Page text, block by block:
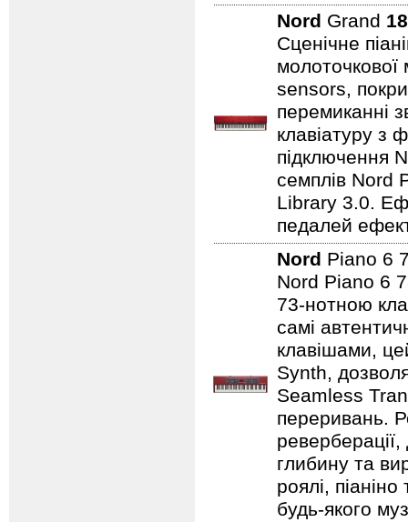
Nord Grand
Сценічне
sensors,
перемиканні
клавіатуру з
підключення
семплів Nord
Library 3.0.
педалей
Nord Piano 6
Nord Piano 6
73-нотною
самі
клавішами,
Synth,
Seamless
переривань.
глибину та
роялі,
будь-якого